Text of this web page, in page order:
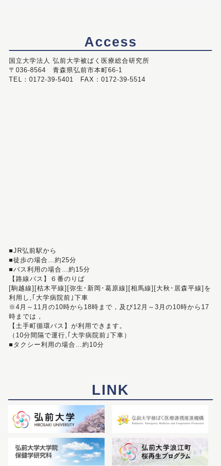
Access
国立大学法人 弘前大学被ばく医療総合研究所
〒036-8564 青森県弘前市本町66-1
TEL：0172-39-5401 FAX：0172-39-5514
■JR弘前駅から
■徒歩の場合…約25分
■バス利用の場合…約15分
【路線バス】６番のりば
[駒越線][枯木平線][弥生･新岡･葛原線][相馬線][大秋･居森平線]を
利用し,｢大学病院前｣下車
※4月～11月の10時から18時まで，及び12月～3月の10時から17
時までは，
【土手町循環バス】が利用できます。
（10分間隔で運行,｢大学病院前｣下車）
■タクシー利用の場合…約10分
LINK